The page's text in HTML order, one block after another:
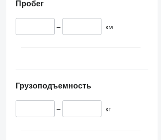
Пробег
– км
Грузоподъемность
– кг